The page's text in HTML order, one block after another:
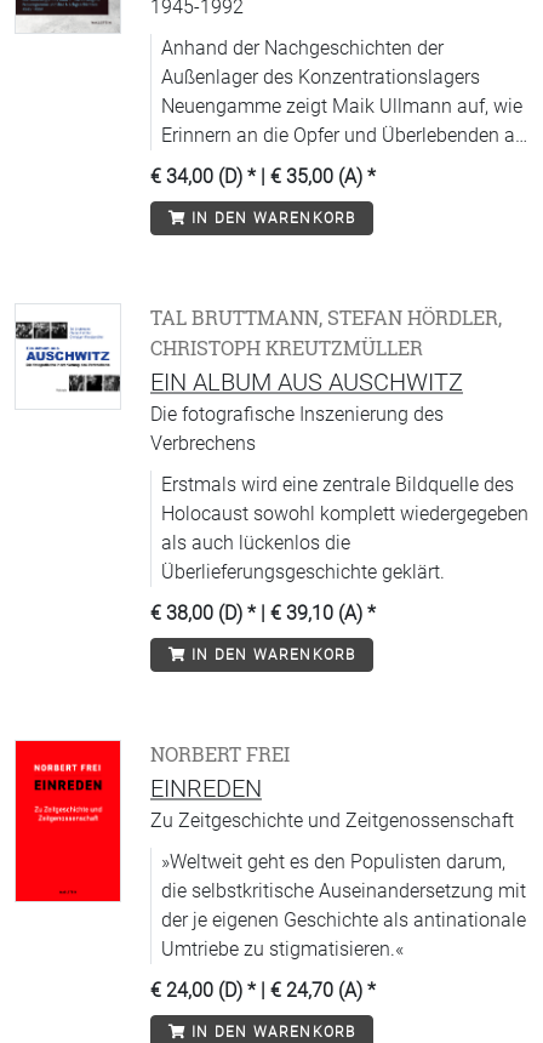
1945-1992
Anhand der Nachgeschichten der
Außenlager des Konzentrationslagers
Neuengamme zeigt Maik Ullmann auf, wie
Erinnern an die Opfer und Überlebenden an
den historischen Orten in Deutschland
möglich wurde.
€ 34,00 (D) * | € 35,00 (A) *
IN DEN WARENKORB
TAL BRUTTMANN, STEFAN HÖRDLER,
CHRISTOPH KREUTZMÜLLER
EIN ALBUM AUS AUSCHWITZ
Die fotografische Inszenierung des
Verbrechens
Erstmals wird eine zentrale Bildquelle des
Holocaust sowohl komplett wiedergegeben
als auch lückenlos die
Überlieferungsgeschichte geklärt.
€ 38,00 (D) * | € 39,10 (A) *
IN DEN WARENKORB
NORBERT FREI
EINREDEN
Zu Zeitgeschichte und Zeitgenossenschaft
»Weltweit geht es den Populisten darum,
die selbstkritische Auseinandersetzung mit
der je eigenen Geschichte als antinationale
Umtriebe zu stigmatisieren.«
€ 24,00 (D) * | € 24,70 (A) *
IN DEN WARENKORB